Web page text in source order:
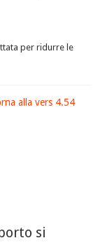
per ridurre le
si